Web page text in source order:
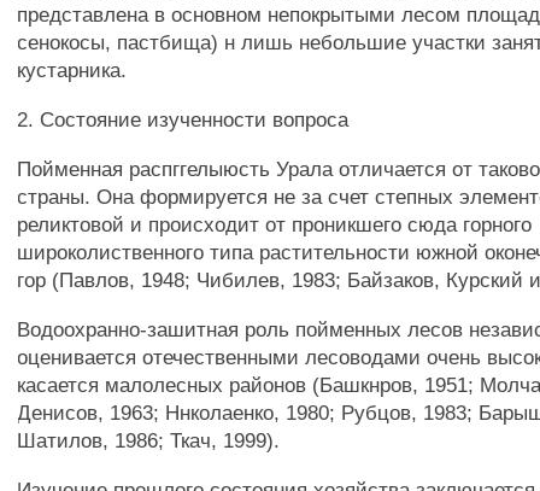
представлена в основном непокрытыми лесом
сенокосы, пастбища) н лишь небольшие участки
кустарника.
2. Состояние изученности вопроса
Пойменная распггелыюсть Урала отличается от
страны. Она формируется не за счет степных
реликтовой и происходит от проникшего сюда горного
широколиственного типа растительности южной
гор (Павлов, 1948; Чибилев, 1983; Байзаков, Курский
Водоохранно-зашитная роль пойменных лесов
оценивается отечественными лесоводами очень
касается малолесных районов (Башкнров, 1951;
Денисов, 1963; Ннколаенко, 1980; Рубцов, 1983;
Шатилов, 1986; Ткач, 1999).